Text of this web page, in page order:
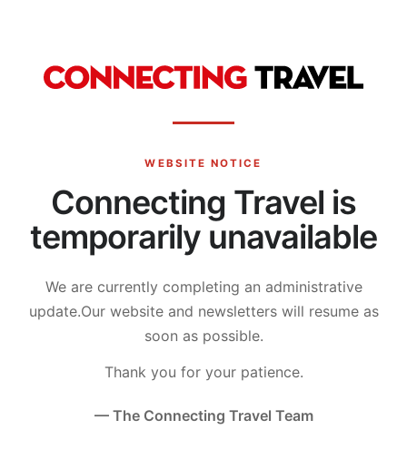
WEBSITE NOTICE
Connecting Travel is
temporarily unavailable
We are currently completing an administrative
update.Our website and newsletters will resume as
soon as possible.
Thank you for your patience.
— The Connecting Travel Team